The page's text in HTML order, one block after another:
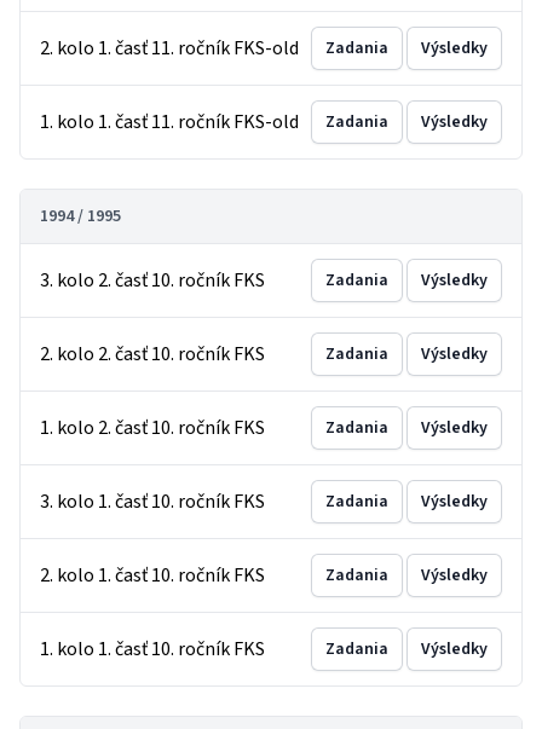
2. kolo 1. časť 11. ročník FKS-old Zadania Výsledky
1. kolo 1. časť 11. ročník FKS-old Zadania Výsledky
1994 / 1995
3. kolo 2. časť 10. ročník FKS Zadania Výsledky
2. kolo 2. časť 10. ročník FKS Zadania Výsledky
1. kolo 2. časť 10. ročník FKS Zadania Výsledky
3. kolo 1. časť 10. ročník FKS Zadania Výsledky
2. kolo 1. časť 10. ročník FKS Zadania Výsledky
1. kolo 1. časť 10. ročník FKS Zadania Výsledky